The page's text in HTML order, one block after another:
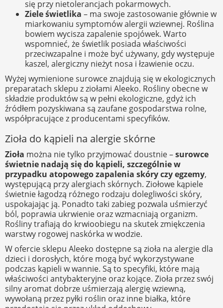
się przy nietolerancjach pokarmowych.
Ziele świetlika – ma swoje zastosowanie głównie w
miarkowaniu symptomów alergii wziewnej. Roślina
bowiem wycisza zapalenie spojówek. Warto
wspomnieć, że świetlik posiada właściwości
przeciwzapalne i może być używany, gdy występuje
kaszel, alergiczny nieżyt nosa i łzawienie oczu.
Wyżej wymienione surowce znajdują się w ekologicznych
preparatach sklepu z ziołami Aleeko. Rośliny obecne w
składzie produktów są w pełni ekologiczne, gdyż ich
źródłem pozyskiwana są zaufane gospodarstwa rolne,
współpracujące z producentami specyfików.
Zioła do kąpieli na alergie skórne
Zioła można nie tylko przyjmować doustnie –surowce
świetnie nadają się do kąpieli, szczególnie w
przypadku atopowego zapalenia skóry czy egzemy,
występującą przy alergiach skórnych. Ziołowe kąpiele
świetnie łagodzą różnego rodzaju dolegliwości skóry,
uspokajając ją. Ponadto taki zabieg pozwala uśmierzyć
ból, poprawia ukrwienie oraz wzmacniają organizm.
Rośliny trafiają do krwioobiegu na skutek zmiękczenia
warstwy rogowej naskórka w wodzie.
W ofercie sklepu Aleeko dostępne są zioła na alergie dla
dzieci i dorosłych, które mogą być wykorzystywane
podczas kąpieli w wannie. Są to specyfiki, które mają
właściwości antybakteryjne oraz kojące. Zioła przez swój
silny aromat dobrze uśmierzają alergię wziewną,
wywołaną przez pyłki roślin oraz inne białka, które